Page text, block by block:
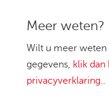
Meer weten?
Wilt u meer
gegevens, klik
privacyverklaring..